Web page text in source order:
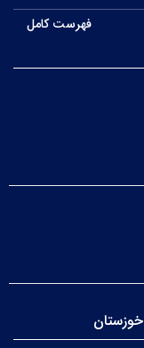
فهرست کامل